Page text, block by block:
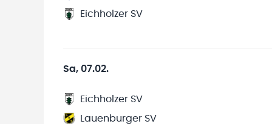
Eichholzer SV
Sa, 07.02.
Eichholzer SV
Lauenburger SV